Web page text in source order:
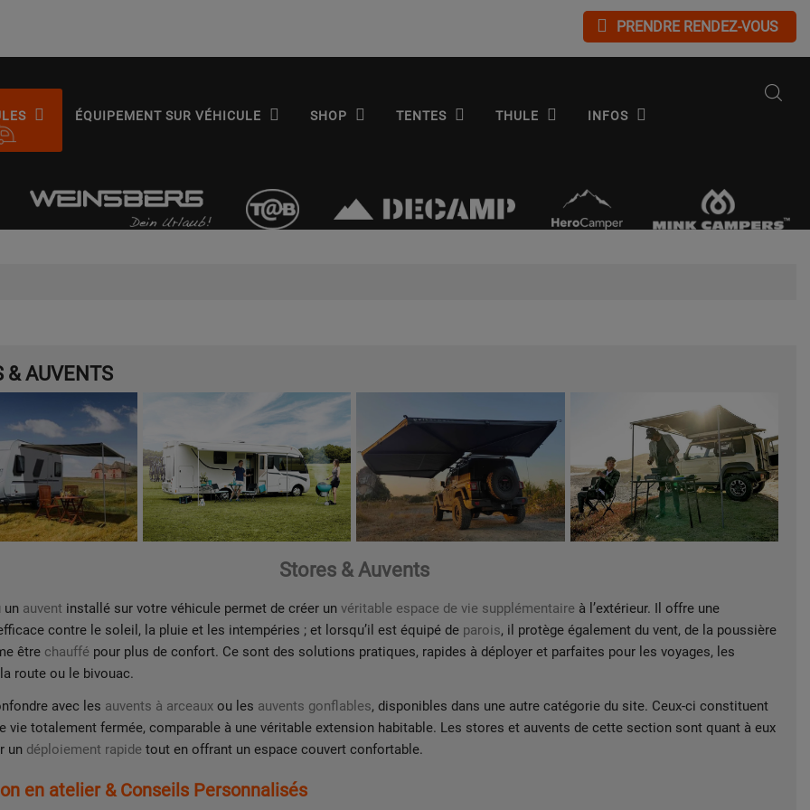
PRENDRE RENDEZ-VOUS
ÉQUIPEMENT SUR VÉHICULE SHOP TENTES THULE INFOS
& AUVENTS
Stores & Auvents
auvent installé sur votre véhicule permet de créer un véritable espace de vie supplémentaire à l’extérieur. Il offre une
contre le soleil, la pluie et les intempéries ; et lorsqu’il est équipé de parois, il protège également du vent, de la poussière
être chauffé pour plus de confort. Ce sont des solutions pratiques, rapides à déployer et parfaites pour les voyages, les
route ou le bivouac.
avec les auvents à arceaux ou les auvents gonflables, disponibles dans une autre catégorie du site. Ceux-ci constituent
vie totalement fermée, comparable à une véritable extension habitable. Les stores et auvents de cette section sont quant à eux
un déploiement rapide tout en offrant un espace couvert confortable.
en atelier & Conseils Personnalisés